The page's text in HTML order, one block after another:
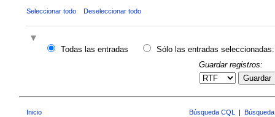
Seleccionar todo Deseleccionar todo
Todas las entradas
Sólo las entradas seleccionadas:
Guardar registros:
Guardar
Inicio Búsqueda CQL